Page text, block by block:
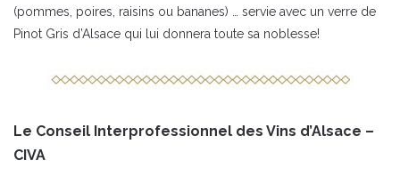
(pommes, poires, raisins ou bananes) … servie avec un verre de
Pinot Gris d’Alsace qui lui donnera toute sa noblesse!
Le Conseil Interprofessionnel des Vins d’Alsace –
CIVA